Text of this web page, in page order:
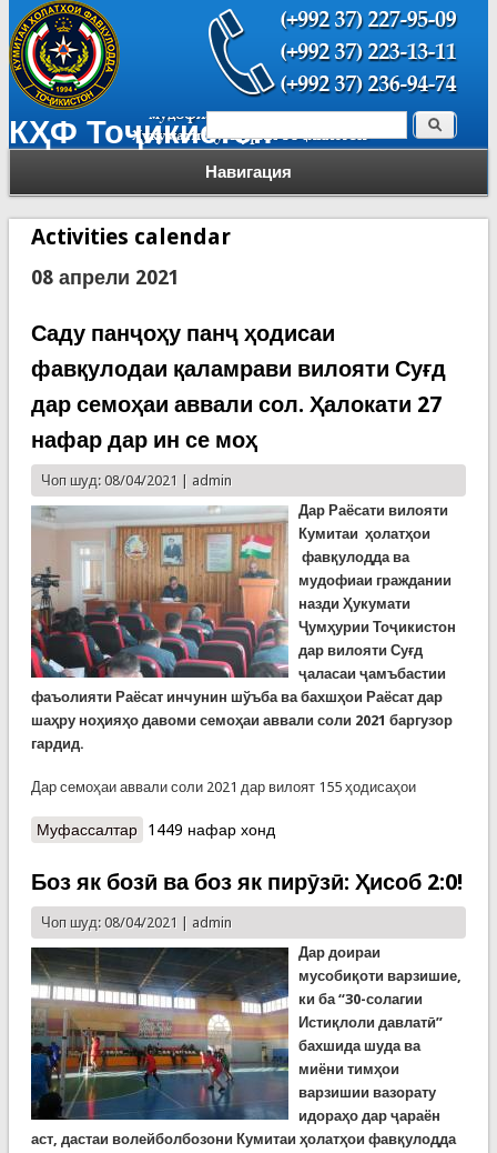
КҲФ Тоҷикистон
Навигация
Форма поиска Поиск
Activities calendar
08 апрели 2021
Саду панҷоҳу панҷ ҳодисаи
фавқулодаи қаламрави вилояти Суғд
дар семоҳаи аввали сол. Ҳалокати 27
нафар дар ин се моҳ
Чоп шуд: 08/04/2021 | admin
Дар Раёсати вилояти
Кумитаи ҳолатҳои
фавқулодда ва
мудофиаи граждании
назди Ҳукумати
Ҷумҳурии Тоҷикистон
дар вилояти Суғд
ҷаласаи ҷамъбастии
фаъолияти Раёсат инчунин шўъба ва бахшҳои Раёсат дар
шаҳру ноҳияҳо давоми семоҳаи аввали соли 2021 баргузор
гардид.
Дар семоҳаи аввали соли 2021 дар вилоят 155 ҳодисаҳои
Муфассалтаро Саду панҷоҳу панҷ ҳодисаи фавқулодаи
сол. Ҳалокати 27 нафар дар ин се моҳ
1449 нафар хонд
Боз як бозӣ ва боз як пирӯзӣ: Ҳисоб 2:0!
Чоп шуд: 08/04/2021 | admin
Дар доираи
мусобиқоти варзишие,
ки ба “30-солагии
Истиқлоли давлатӣ”
бахшида шуда ва
миёни тимҳои
варзишии вазорату
идораҳо дар ҷараён
аст, дастаи волейболбозони Кумитаи ҳолатҳои фавқулодда